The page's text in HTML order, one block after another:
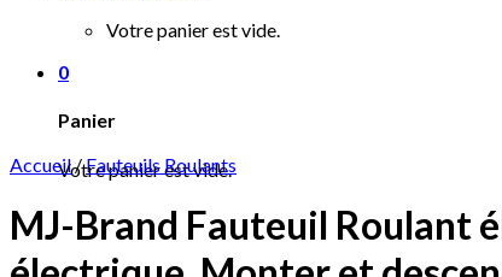
Votre panier est vide.
0
Panier
Votre panier est vide.
Accueil/Fauteuils Roulants
MJ-Brand Fauteuil Roulant